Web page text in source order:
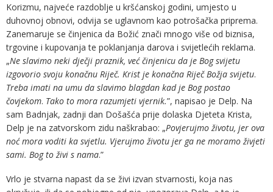
Korizmu, najveće razdoblje u kršćanskoj godini, umjesto u
duhovnoj obnovi, odvija se uglavnom kao potrošačka priprema.
Zanemaruje se činjenica da Božić znači mnogo više od biznisa,
trgovine i kupovanja te poklanjanja darova i svijetlećih reklama.
„Ne slavimo neki dječji praznik, već činjenicu da je Bog svijetu
izgovorio svoju konačnu Riječ. Krist je konačna Riječ Božja svijetu.
Treba imati na umu da slavimo blagdan kad je Bog postao
čovjekom. Tako to mora razumjeti vjernik.”, napisao je Delp. Na
sam Badnjak, zadnji dan Došašća prije dolaska Djeteta Krista,
Delp je na zatvorskom zidu naškrabao: „Povjerujmo životu, jer ova
noć mora voditi ka svjetlu. Vjerujmo životu jer ga ne moramo živjeti
sami. Bog to živi s nama.”
Vrlo je stvarna napast da se živi izvan stvarnosti, koja nas